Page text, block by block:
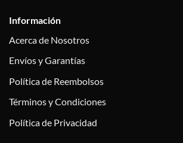
Información
Acerca de Nosotros
Envíos y Garantías
Política de Reembolsos
Términos y Condiciones
Política de Privacidad